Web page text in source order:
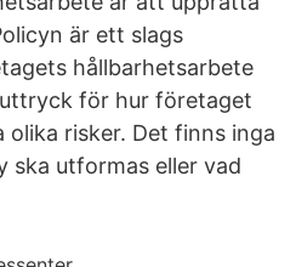
är ett slags
hållbarhetsarbete
för hur företaget
risker. Det finns inga
ska utformas eller vad